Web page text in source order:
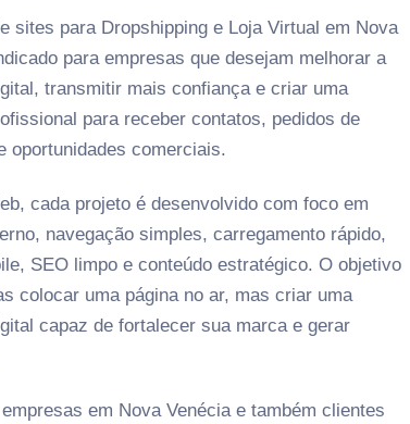
sites para Dropshipping e Loja Virtual em Nova
para empresas que desejam melhorar a
transmitir mais confiança e criar uma
para receber contatos, pedidos de
oportunidades comerciais.
cada projeto é desenvolvido com foco em
navegação simples, carregamento rápido,
SEO limpo e conteúdo estratégico. O objetivo
colocar uma página no ar, mas criar uma
capaz de fortalecer sua marca e gerar
em Nova Venécia e também clientes